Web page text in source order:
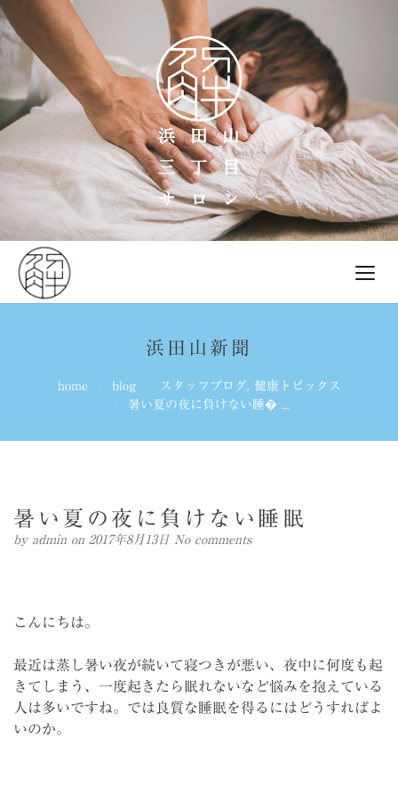
浜田山新聞
home blog スタッフブログ, 健康トピックス
暑い夏の夜に負けない睡� ...
暑い夏の夜に負けない睡眠
by admin on 2017年8月13日 No comments
こんにちは。
最近は蒸し暑い夜が続いて寝つきが悪い、夜中に何度も起
きてしまう、一度起きたら眠れないなど悩みを抱えている
人は多いですね。では良質な睡眠を得るにはどうすればよ
いのか。